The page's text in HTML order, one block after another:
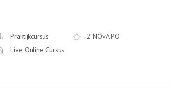
Praktijkcursus
Live Online Cursus
2 NOvA PO